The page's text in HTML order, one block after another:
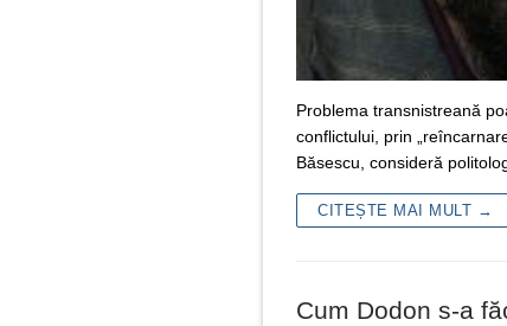
Problema transnistreană
conflictului, prin
Băsescu, consideră
CITEȘTE MAI MULT →
Cum Dodon s-a